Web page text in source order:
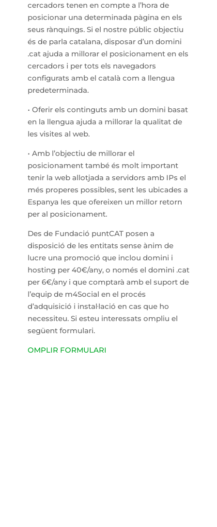
cercadors tenen en compte a l’hora de
posicionar una determinada pàgina en els
seus rànquings. Si el nostre públic objectiu
és de parla catalana, disposar d’un domini
.cat ajuda a millorar el posicionament en els
cercadors i per tots els navegadors
configurats amb el català com a llengua
predeterminada.
• Oferir els continguts amb un domini basat
en la llengua ajuda a millorar la qualitat de
les visites al web.
• Amb l’objectiu de millorar el
posicionament també és molt important
tenir la web allotjada a servidors amb IPs el
més properes possibles, sent les ubicades a
Espanya les que ofereixen un millor retorn
per al posicionament.
Des de Fundació puntCAT posen a
disposició de les entitats sense ànim de
lucre una promoció que inclou domini i
hosting per 40€/any, o només el domini .cat
per 6€/any i que comptarà amb el suport de
l’equip de m4Social en el procés
d’adquisició i instal·lació en cas que ho
necessiteu. Si esteu interessats ompliu el
següent formulari.
OMPLIR FORMULARI